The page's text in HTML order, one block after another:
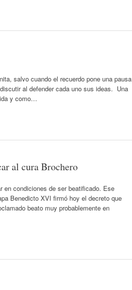
salvo cuando el recuerdo pone una pausa
al defender cada uno sus ideas. Una
y como…
al cura Brochero
en condiciones de ser beatificado. Ese
Benedicto XVI firmó hoy el decreto que
beato muy probablemente en